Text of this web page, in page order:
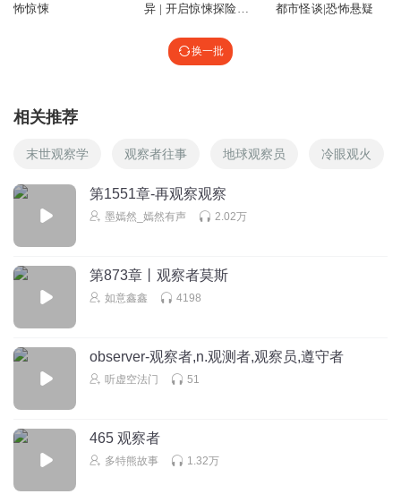
怖惊悚
异 | 开启惊悚探险之
都市怪谈|恐怖悬疑
换一批
相关推荐
末世观察学 观察者往事 地球观察员 冷眼观火
第1551章-再观察观察
墨嫣然_嫣然有声 2.02万
第873章丨观察者莫斯
如意鑫鑫 4198
observer-观察者,n.观测者,观察员,遵守者
听虚空法门 51
465 观察者
多特熊故事 1.32万